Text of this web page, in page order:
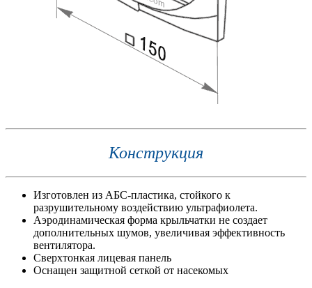
Конструкция
Изготовлен из АБС-пластика, стойкого к
разрушительному воздействию ультрафиолета.
Аэродинамическая форма крыльчатки не создает
дополнительных шумов, увеличивая эффективность
вентилятора.
Сверхтонкая лицевая панель
Оснащен защитной сеткой от насекомых